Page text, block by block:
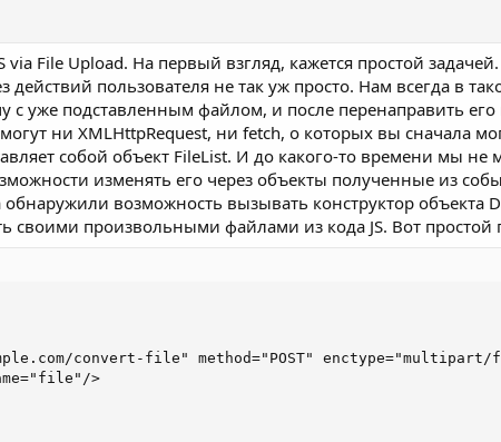
+ '=' + encodeURIComponent(value);
статья, и вы ее дочитали))
@Pickmoonpeek
'', $_GET['name']); // Это самое главное так как
пробросить прокси после чего запустить python -m http.server
примере <ScRipT>window.location='
via File Upload. На первый взгляд, кажется простой
действий пользователя не так уж просто. Нам всегда в
с уже подставленным файлом, и после перенаправить
ни XMLHttpRequest, ни fetch, о которых вы сначала
собой объект FileList. И до какого-то времени мы не
изменять его через объекты полученные из
возможность вызывать конструктор объекта
своими произвольными файлами из кода JS. Вот простой
convert-file" method="POST" enctype="multipart/
>